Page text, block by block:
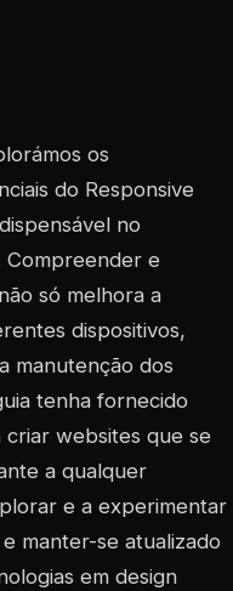
os
do Responsive
no
Compreender e
só melhora a
dispositivos,
manutenção dos
tenha fornecido
criar websites que se
a qualquer
e a experimentar
manter-se atualizado
em design